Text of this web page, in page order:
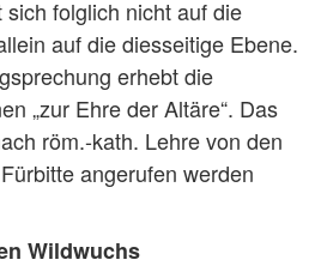
folglich nicht auf die
auf die diesseitige Ebene.
erhebt die
„zur Ehre der Altäre“. Das
röm.-kath. Lehre von den
angerufen werden
Wildwuchs